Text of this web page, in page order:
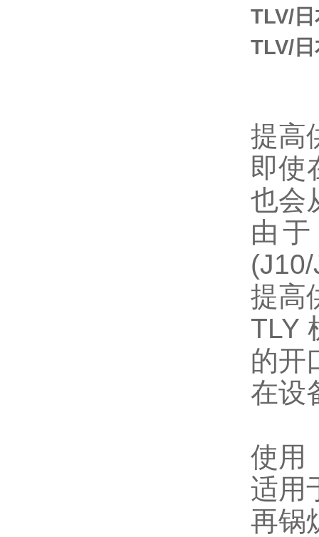
TLV/
TLV/
提高
即使
也会
由
提高
TLY
的开
在设
使用
适用
再锅